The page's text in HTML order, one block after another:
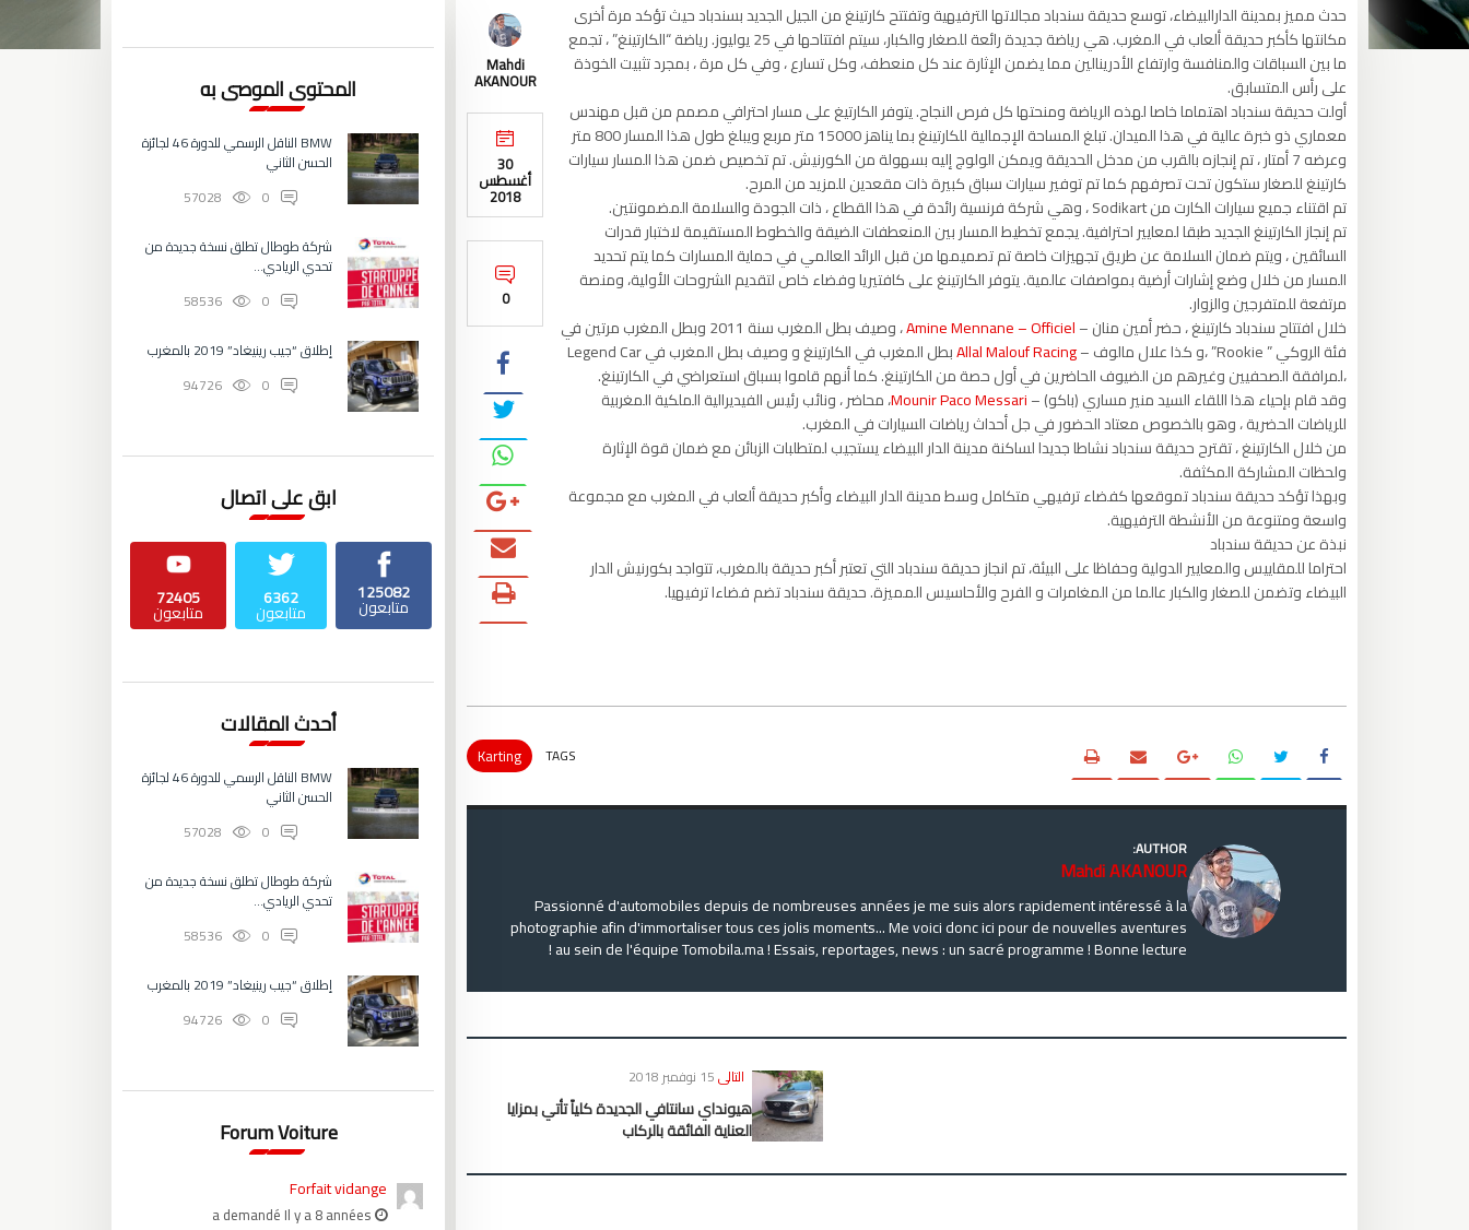
Mahdi
AKANOUR
30
أغسطس
2018
0
حدث مميز بمدينة الدارالبيضاء، توسع حديقة سندباد مجالاتها الترفيهية وتفتتح كارتينغ من الجيل الجديد بسندباد حيث تؤكد مرة أخرى
مكانتها كأكبر حديقة ألعاب في المغرب. هي رياضة جديدة رائعة للصغار والكبار، سيتم افتتاحها في 25 يوليوز. رياضة “الكارتينغ” ، تجمع
ما بين السباقات والمنافسة وارتفاع الأدرينالين مما يضمن الإثارة عند كل منعطف، وكل تسارع ، وفي كل مرة ، بمجرد تثبيت الخوذة
على رأس المتسابق.
أولت حديقة سندباد اهتماما خاصا لهذه الرياضة ومنحتها كل فرص النجاح. يتوفر الكارتيغ على مسار احترافي مصمم من قبل مهندس
معماري ذو خبرة عالية في هذا الميدان. تبلغ المساحة الإجمالية للكارتينغ بما يناهز 15000 متر مربع ويبلغ طول هذا المسار 800 متر
وعرضه 7 أمتار ، تم إنجازه بالقرب من مدخل الحديقة ويمكن الولوج إليه بسهولة من الكورنيش. تم تخصيص ضمن هذا المسار سيارات
كارتينغ للصغار ستكون تحت تصرفهم كما تم توفير سيارات سباق كبيرة ذات مقعدين للمزيد من المرح.
تم اقتناء جميع سيارات الكارت من Sodikart ، وهي شركة فرنسية رائدة في هذا القطاع ، ذات الجودة والسلامة المضمونتين.
تم إنجاز الكارتينغ الجديد طبقا لمعايير احترافية. يجمع تخطيط المسار بين المنعطفات الضيقة والخطوط المستقيمة لاختبار قدرات
السائقين ، ويتم ضمان السلامة عن طريق تجهيزات خاصة تم تصميمها من قبل الرائد العالمي في حماية المسارات كما يتم تحديد
المسار من خلال وضع إشارات أرضية بمواصفات عالمية. يتوفر الكارتينغ على كافتيريا وفضاء خاص لتقديم الشروحات الأولية، ومنصة
مرتفعة للمتفرجين والزوار.
خلال افتتاح سندباد كارتينغ ، حضر أمين منان –Amine Mennane – Officiel
، وصيف بطل المغرب سنة 2011 وبطل المغرب مرتين في
فئة الروكي ” Rookie” ،و كذا علال مالوف –
Allal Malouf Racing
بطل المغرب في الكارتينغ و وصيف بطل المغرب في Legend Car
،لمرافقة الصحفيين وغيرهم من الضيوف الحاضرين في أول حصة من الكارتينغ. كما أنهم قاموا بسباق استعراضي في الكارتينغ.
وقد قام بإحياء هذا اللقاء السيد منير مساري (باكو) –Mounir Paco Messari، محاضر ، ونائب رئيس الفيديرالية الملكية المغربية
للرياضات الحضرية ، وهو بالخصوص معتاد الحضور في جل أحداث رياضات السيارات في المغرب.
من خلال الكارتينغ ، تقترح حديقة سندباد نشاطا جديدا لساكنة مدينة الدار البيضاء يستجيب لمتطلبات الزبائن مع ضمان قوة الإثارة
ولحظات المشاركة المكثفة.
وبهذا تؤكد حديقة سندباد تموقعها كفضاء ترفيهي متكامل وسط مدينة الدار البيضاء وأكبر حديقة ألعاب في المغرب مع مجموعة
واسعة ومتنوعة من الأنشطة الترفيهية.
نبذة عن حديقة سندباد
احتراما للمقاييس والمعايير الدولية وحفاظا على البيئة، تم انجاز حديقة سندباد التي تعتبر أكبر حديقة بالمغرب، تتواجد بكورنيش الدار
البيضاء وتضمن للصغار والكبار عالما من المغامرات و الفرح والأحاسيس المميزة. حديقة سندباد تضم فضاءا ترفيهيا.
TAGS
Karting
AUTHOR:
Mahdi AKANOUR
Passionné d'automobiles depuis de nombreuses années je me suis alors rapidement intéressé à la
photographie afin d'immortaliser tous ces jolis moments... Me voici donc ici pour de nouvelles aventures
au sein de l'équipe Tomobila.ma ! Essais, reportages, news : un sacré programme ! Bonne lecture !
التالى15 نوفمبر 2018
هيونداي سانتافي الجديدة كلياً تأتي بمزايا
العناية الفائقة بالركاب
المحتوى الموصى به
BMW الناقل الرسمي للدورة 46 لجائزة
الحسن الثاني
0
57028
شركة طوطال تطلق نسخة جديدة من
تحدي الريادي...
0
58536
إطلاق “جيب رينيغاد” 2019 بالمغرب
0
94726
ابق على اتصال
125082
متابعون 6362
متابعون
72405
متابعون
أحدث المقالات
BMW الناقل الرسمي للدورة 46 لجائزة
الحسن الثاني
0
57028
شركة طوطال تطلق نسخة جديدة من
تحدي الريادي...
0
58536
إطلاق “جيب رينيغاد” 2019 بالمغرب
0
94726
Forum Voiture
Forfait vidange